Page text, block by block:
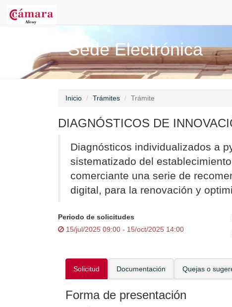
Sede Electrónica
Inicio Trámites Trámite
DIAGNÓSTICOS DE
Diagnósticos individualizados a
sistematizado del
comerciante una serie de
digital, para la renovación y
Periodo de solicitudes
15/jul/2025 09:00 - 15/oct/2025 14:00
Solicitud Documentación Quejas o
Forma de presentación